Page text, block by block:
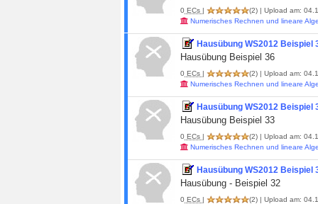
0 ECs | (2) | Upload am:
Numerisches Rechnen und lineare
Hausübung WS2012 Beispiel
Hausübung Beispiel 36
0 ECs | (2) | Upload am:
Numerisches Rechnen und lineare
Hausübung WS2012 Beispiel
Hausübung Beispiel 33
0 ECs | (2) | Upload am:
Numerisches Rechnen und lineare
Hausübung WS2012 Beispiel
Hausübung - Beispiel 32
0 ECs | (2) | Upload am: